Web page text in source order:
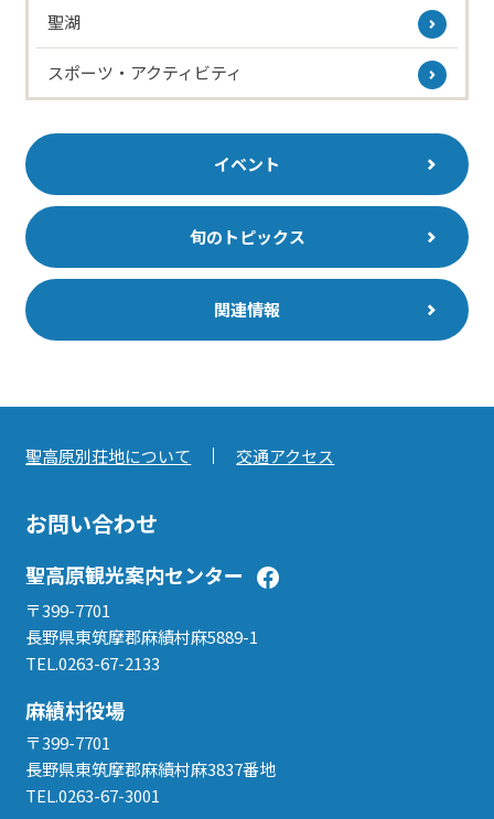
聖湖
スポーツ・アクティビティ
イベント
旬のトピックス
関連情報
聖高原別荘地について 交通アクセス
お問い合わせ
聖高原観光案内センター
〒399-7701
長野県東筑摩郡麻績村麻5889-1
TEL.0263-67-2133
麻績村役場
〒399-7701
長野県東筑摩郡麻績村麻3837番地
TEL.0263-67-3001